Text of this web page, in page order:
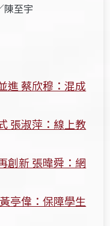
陳至宇
進 蔡欣穆：混成
張淑萍：線上教
創新 張暐舜：網
亭偉：保障學生